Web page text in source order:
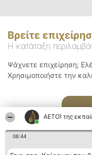
ΑΕΤΟΊ της
06:44
Βρείτε
Η κατάταξη
Ψάχνετε επιχείρηση;
Χρησιμοποιήστε την